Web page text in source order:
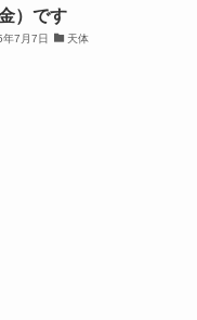
）です
7月7日 天体